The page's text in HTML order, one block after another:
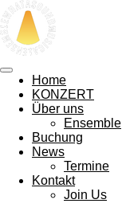
Zum
Hauptinhalt
springen
Home
KONZERT
Über uns
Ensemble
Buchung
News
Termine
Kontakt
Join Us